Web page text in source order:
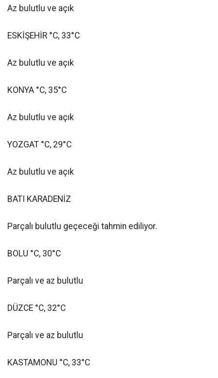
Az bulutlu ve açık
ESKİŞEHİR °C, 33°C
Az bulutlu ve açık
KONYA °C, 35°C
Az bulutlu ve açık
YOZGAT °C, 29°C
Az bulutlu ve açık
BATI KARADENİZ
Parçalı bulutlu geçeceği tahmin ediliyor.
BOLU °C, 30°C
Parçalı ve az bulutlu
DÜZCE °C, 32°C
Parçalı ve az bulutlu
KASTAMONU °C, 33°C